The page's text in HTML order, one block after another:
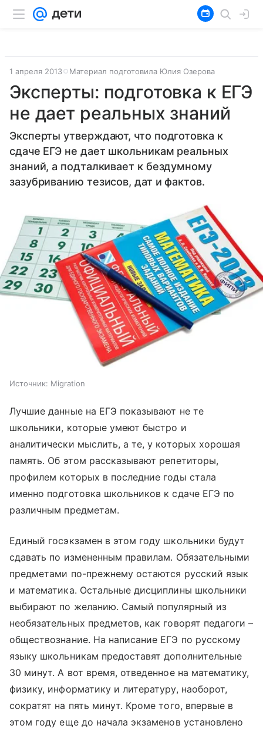
1 апреля 2013 Материал подготовила Юлия Озерова
Эксперты: подготовка к ЕГЭ
не дает реальных знаний
Эксперты утверждают, что подготовка к
сдаче ЕГЭ не дает школьникам реальных
знаний, а подталкивает к бездумному
зазубриванию тезисов, дат и фактов.
Источник: Migration
Лучшие данные на ЕГЭ показывают не те
школьники, которые умеют быстро и
аналитически мыслить, а те, у которых хорошая
память. Об этом рассказывают репетиторы,
профилем которых в последние годы стала
именно подготовка школьников к сдаче ЕГЭ по
различным предметам.
Единый госэкзамен в этом году школьники будут
сдавать по измененным правилам. Обязательными
предметами по-прежнему остаются русский язык
и математика. Остальные дисциплины школьники
выбирают по желанию. Самый популярный из
необязательных предметов, как говорят педагоги –
обществознание. На написание ЕГЭ по русскому
языку школьникам предоставят дополнительные
30 минут. А вот время, отведенное на математику,
физику, информатику и литературу, наоборот,
сократят на пять минут. Кроме того, впервые в
этом году еще до начала экзаменов установлено